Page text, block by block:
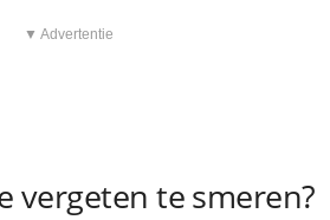
▼ Advertentie
vergeten te smeren?